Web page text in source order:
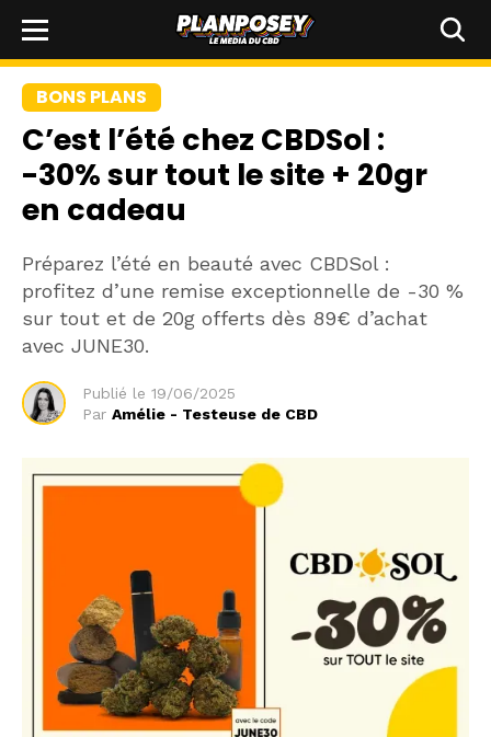
BONS PLANS
C’est l’été chez CBDSol :
-30% sur tout le site + 20gr
en cadeau
Préparez l’été en beauté avec CBDSol :
profitez d’une remise exceptionnelle de -30 %
sur tout et de 20g offerts dès 89€ d’achat
avec JUNE30.
Publié le 19/06/2025
Par Amélie - Testeuse de CBD